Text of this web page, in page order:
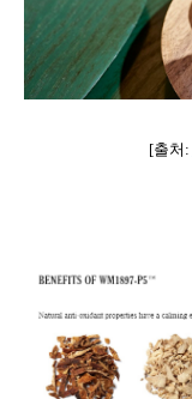
[출처: